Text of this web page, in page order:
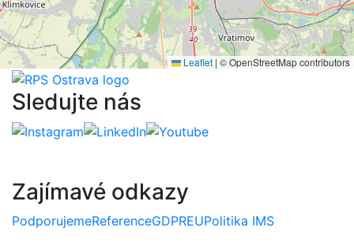
Leaflet | © OpenStreetMap contributors
Sledujte nás
Zajímavé odkazy
PodporujemeReferenceGDPREUPolitika IMS